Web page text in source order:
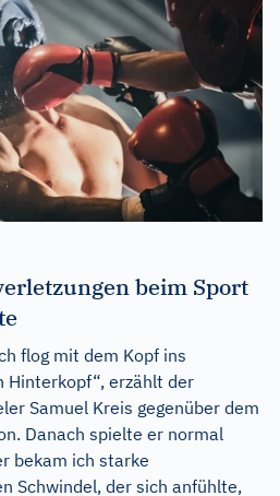
beim Sport
flog mit dem Kopf ins
Hinterkopf“, erzählt der
Samuel Kreis gegenüber dem
Danach spielte er normal
bekam ich starke
Schwindel, der sich anfühlte,